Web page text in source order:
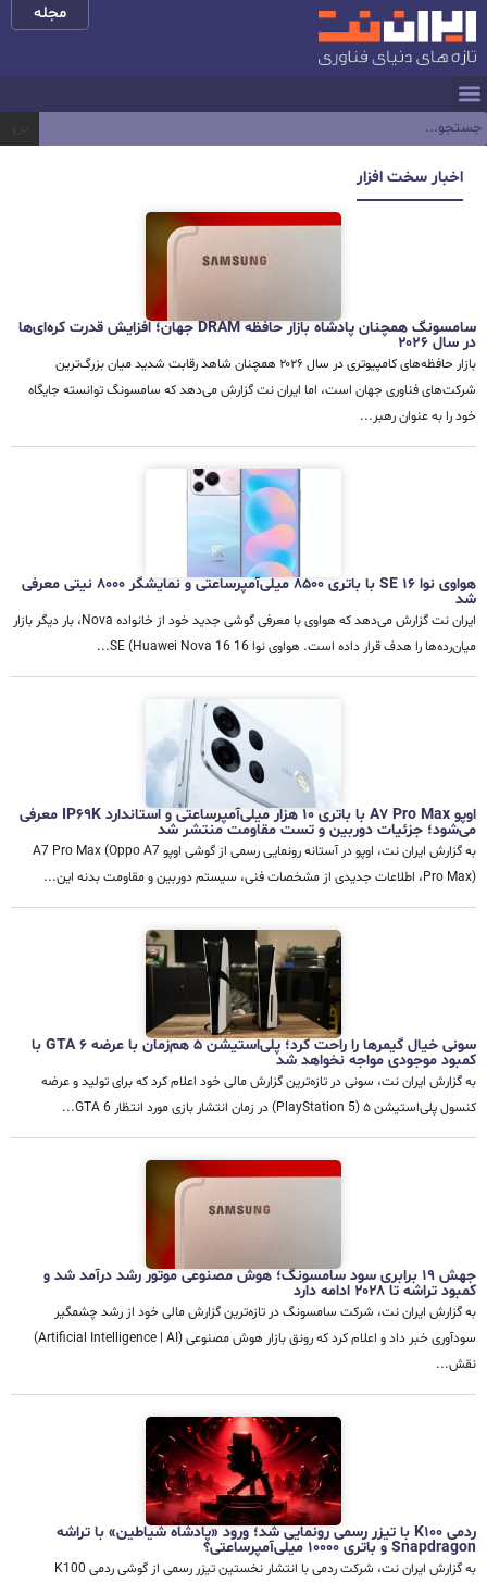
مجله
اخبار سخت افزار
سامسونگ همچنان پادشاه بازار حافظه DRAM جهان؛ افزایش قدرت کره‌ای‌ها
در سال ۲۰۲۶
بازار حافظه‌های کامپیوتری در سال ۲۰۲۶ همچنان شاهد رقابت شدید میان بزرگ‌ترین
شرکت‌های فناوری جهان است، اما ایران نت گزارش می‌دهد که سامسونگ توانسته جایگاه
خود را به عنوان رهبر...
هواوی نوا 16 SE با باتری ۸۵۰۰ میلی‌آمپرساعتی و نمایشگر ۸۰۰۰ نیتی معرفی
شد
ایران نت گزارش می‌دهد که هواوی با معرفی گوشی جدید خود از خانواده Nova، بار دیگر بازار
میان‌رده‌ها را هدف قرار داده است. هواوی نوا 16 SE (Huawei Nova 16...
اوپو A7 Pro Max با باتری ۱۰ هزار میلی‌آمپرساعتی و استاندارد IP69K معرفی
می‌شود؛ جزئیات دوربین و تست مقاومت منتشر شد
به گزارش ایران نت، اوپو در آستانه رونمایی رسمی از گوشی اوپو A7 Pro Max (Oppo A7
Pro Max)، اطلاعات جدیدی از مشخصات فنی، سیستم دوربین و مقاومت بدنه این...
سونی خیال گیمرها را راحت کرد؛ پلی‌استیشن ۵ هم‌زمان با عرضه GTA 6 با
کمبود موجودی مواجه نخواهد شد
به گزارش ایران نت، سونی در تازه‌ترین گزارش مالی خود اعلام کرد که برای تولید و عرضه
کنسول پلی‌استیشن ۵ (PlayStation 5) در زمان انتشار بازی مورد انتظار GTA 6...
جهش ۱۹ برابری سود سامسونگ؛ هوش مصنوعی موتور رشد درآمد شد و
کمبود تراشه تا ۲۰۲۸ ادامه دارد
به گزارش ایران نت، شرکت سامسونگ در تازه‌ترین گزارش مالی خود از رشد چشمگیر
سودآوری خبر داد و اعلام کرد که رونق بازار هوش مصنوعی (Artificial Intelligence | AI)
نقش...
ردمی K100 با تیزر رسمی رونمایی شد؛ ورود «پادشاه شیاطین» با تراشه
Snapdragon و باتری 10000 میلی‌آمپرساعتی؟
به گزارش ایران نت، شرکت ردمی با انتشار نخستین تیزر رسمی از گوشی ردمی K100